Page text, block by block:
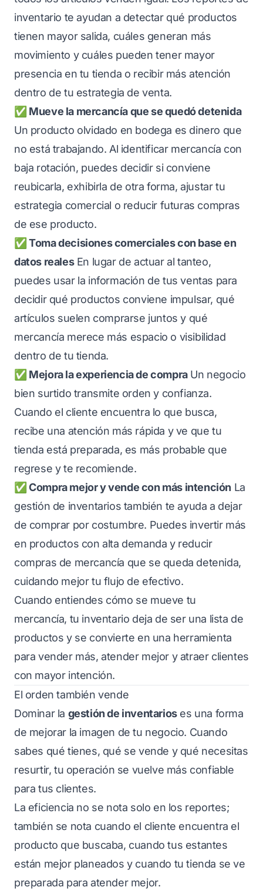
inventario te ayudan a detectar qué productos
tienen mayor salida, cuáles generan más
movimiento y cuáles pueden tener mayor
presencia en tu tienda o recibir más atención
dentro de tu estrategia de venta.
✅ Mueve la mercancía que se quedó detenida
Un producto olvidado en bodega es dinero que
no está trabajando. Al identificar mercancía con
baja rotación, puedes decidir si conviene
reubicarla, exhibirla de otra forma, ajustar tu
estrategia comercial o reducir futuras compras
de ese producto.
✅ Toma decisiones comerciales con base en
datos realesEn lugar de actuar al tanteo,
puedes usar la información de tus ventas para
decidir qué productos conviene impulsar, qué
artículos suelen comprarse juntos y qué
mercancía merece más espacio o visibilidad
dentro de tu tienda.
✅ Mejora la experiencia de compraUn negocio
bien surtido transmite orden y confianza.
Cuando el cliente encuentra lo que busca,
recibe una atención más rápida y ve que tu
tienda está preparada, es más probable que
regrese y te recomiende.
✅ Compra mejor y vende con más intención La
gestión de inventarios también te ayuda a dejar
de comprar por costumbre. Puedes invertir más
en productos con alta demanda y reducir
compras de mercancía que se queda detenida,
cuidando mejor tu flujo de efectivo.
Cuando entiendes cómo se mueve tu
mercancía, tu inventario deja de ser una lista de
productos y se convierte en una herramienta
para vender más, atender mejor y atraer clientes
con mayor intención.
El orden también vende
Dominar la gestión de inventarioses una forma
de mejorar la imagen de tu negocio. Cuando
sabes qué tienes, qué se vende y qué necesitas
resurtir, tu operación se vuelve más confiable
para tus clientes.
La eficiencia no se nota solo en los reportes;
también se nota cuando el cliente encuentra el
producto que buscaba, cuando tus estantes
están mejor planeados y cuando tu tienda se ve
preparada para atender mejor.